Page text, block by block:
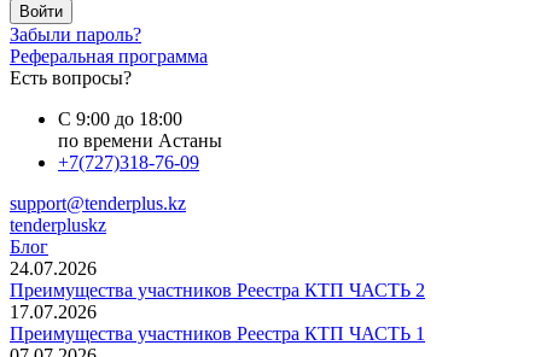
Войти
Забыли пароль?
Реферальная программа
Есть вопросы?
С 9:00 до 18:00
по времени Астаны
+7(727)318-76-09
support@tenderplus.kz
tenderpluskz
Блог
24.07.2026
Преимущества участников Реестра КТП ЧАСТЬ 2
17.07.2026
Преимущества участников Реестра КТП ЧАСТЬ 1